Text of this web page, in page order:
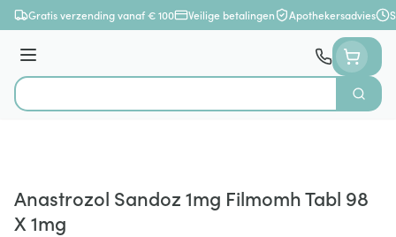
Ga naar de inhoud
Gratis verzending vanaf € 100 Veilige betalingen Apothekersadvies
Menu
Product, merk, categorie...
Zoek
Anastrozol Sandoz 1mg Filmomh Tabl 98
X 1mg